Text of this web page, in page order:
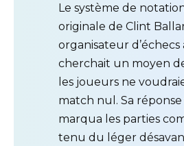
Le système de
originale de Clint
organisateur
cherchait un moyen
les joueurs ne
match nul. Sa
marqua les parties
tenu du léger